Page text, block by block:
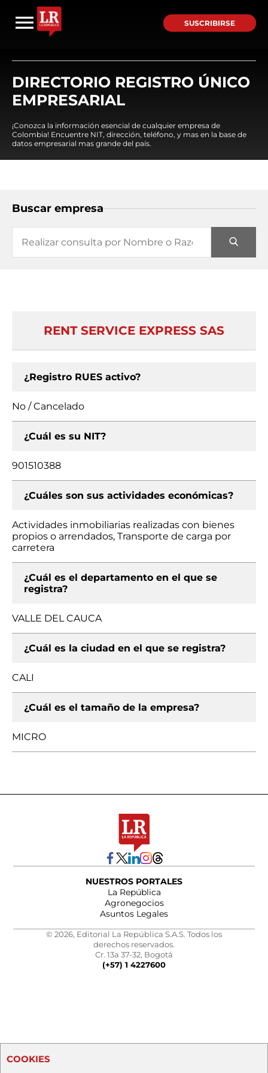
SUSCRIBIRSE
DIRECTORIO REGISTRO ÚNICO
EMPRESARIAL
¡Conozca la información esencial de cualquier empresa de
Colombia! Encuentre NIT, dirección, teléfono, y mas en la base de
datos empresarial mas grande del país.
Buscar empresa
RENT SERVICE EXPRESS SAS
¿Registro RUES activo?
No / Cancelado
¿Cuál es su NIT?
901510388
¿Cuáles son sus actividades económicas?
Actividades inmobiliarias realizadas con bienes
propios o arrendados, Transporte de carga por
carretera
¿Cuál es el departamento en el que se
registra?
VALLE DEL CAUCA
¿Cuál es la ciudad en el que se registra?
CALI
¿Cuál es el tamaño de la empresa?
MICRO
NUESTROS PORTALES
La República
Agronegocios
Asuntos Legales
© 2026, Editorial La República S.A.S. Todos los
derechos reservados.
Cr. 13a 37-32, Bogotá
(+57) 1 4227600
COOKIES